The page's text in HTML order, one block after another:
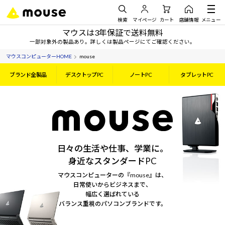
検索 マイページ カート 店舗情報 メニュー
マウスは3年保証で送料無料
一部対象外の製品あり。詳しくは製品ページにてご確認ください。
マウスコンピューターHOME mouse
ブランド全製品 デスクトップPC ノートPC タブレットPC
日々の生活や仕事、学業に。
身近なスタンダードPC
マウスコンピューターの『mouse』は、
日常使いからビジネスまで、
幅広く選ばれている
バランス重視のパソコンブランドです。